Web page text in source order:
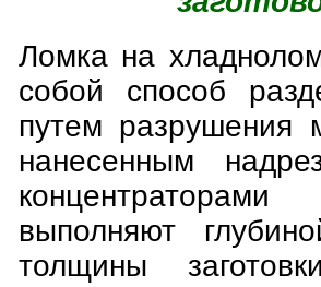
Ломка на
собой способ
путем разрушения
нанесенным
выполняют
толщины